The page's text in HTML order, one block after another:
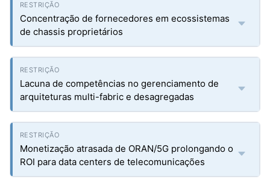
Concentração de fornecedores em ecossistemas
de chassis proprietários
Lacuna de competências no gerenciamento de
arquiteturas multi-fabric e desagregadas
Monetização atrasada de ORAN/5G prolongando o
ROI para data centers de telecomunicações